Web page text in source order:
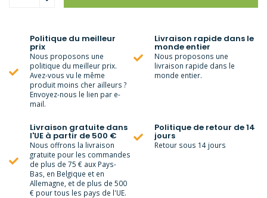
Politique du meilleur
prix
Nous proposons une
politique du meilleur prix.
Avez-vous vu le même
produit moins cher ailleurs ?
Envoyez-nous le lien par e-
mail.
Livraison rapide dans le
monde entier
Nous proposons une
livraison rapide dans le
monde entier.
Livraison gratuite dans
l'UE à partir de 500 €
Nous offrons la livraison
gratuite pour les commandes
de plus de 75 € aux Pays-
Bas, en Belgique et en
Allemagne, et de plus de 500
€ pour tous les pays de l'UE.
Politique de retour de 14
jours
Retour sous 14 jours